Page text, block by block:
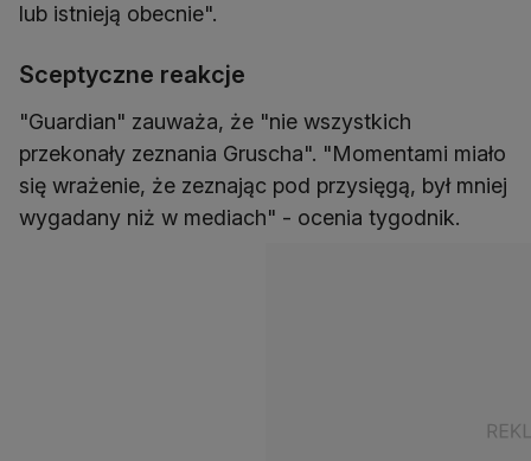
lub istnieją obecnie".
Sceptyczne reakcje
"Guardian" zauważa, że "nie wszystkich
przekonały zeznania Gruscha". "Momentami miało
się wrażenie, że zeznając pod przysięgą, był mniej
wygadany niż w mediach" - ocenia tygodnik.